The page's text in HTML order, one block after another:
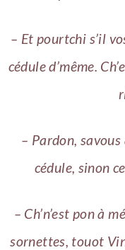
– Et pourtchi s’il
cédule d’même.
– Pardon,
cédule, sinon
– Ch’n’est pon à
sornettes, touot